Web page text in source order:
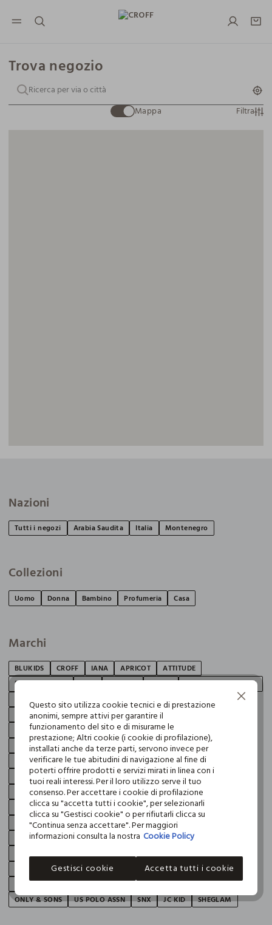
NAVIGATION.ARIA.GOTOMAINCONTENT
Trova negozio
Mappa Filtra
Nazioni
Tutti i negozi Arabia Saudita Italia Montenegro
Collezioni
Uomo Donna Bambino Profumeria Casa
Marchi
BLUKIDS CROFF IANA APRICOT
ATTITUDE
BIJOU BRIGITTE
CAGI CLAIRE'S ESPRIT
GABBIANO OCCHIALI
GABBIANO UPIM
INTERGROSS
JACK & JONES
JACQUELINE DE YONG
JC ACCESSORIES
LA VIE
LEPEL LOVABLE MARI LIBRI
ONLY
PERLETTI PITTAROSSO PLAYTEX
RESET
ROCCO GIOCATTOLI
SANPELLEGRINO SPRINGFIELD
TESCOMA
TRI-COASTAL WAKE UP COSMETICS
WAMPUM
YOULOOK
J. HART & BROS RUMFORD
HOLISTC MAN
PRIVACY
NICE & CHIC IWIE ROSA THEA
NYMOS
HOLISTIC WOMAN
ACCESSORI JBL B-YOU
KAPPA
LICENZE BAMBINO 40 JBL
LICENZE BAMBINO JBL
NAVIGARE BLACK
NORWAY POLINELLI
RUSSELL ATHLETIC
SPORT COMMERCE
CARMAKOMA GYMNASIUM
HAND
ONLY & SONS
US POLO ASSN SNX JC KID SHEGLAM
Questo sito utilizza cookie tecnici e di prestazione
anonimi, sempre attivi per garantire il
funzionamento del sito e di misurarne le
prestazione; Altri cookie (i cookie di profilazione),
installati anche da terze parti, servono invece per
verificare le tue abitudini di navigazione al fine di
poterti offrire prodotti e servizi mirati in linea con i
tuoi reali interessi. Per il loro utilizzo serve il tuo
consenso. Per accettare i cookie di profilazione
clicca su "accetta tutti i cookie", per selezionarli
clicca su "Gestisci cookie" o per rifiutarli clicca su
"Continua senza accettare". Per maggiori
informazioni consulta la nostra Cookie Policy
Gestisci cookie Accetta tutti i cookie
Continua senza accettare